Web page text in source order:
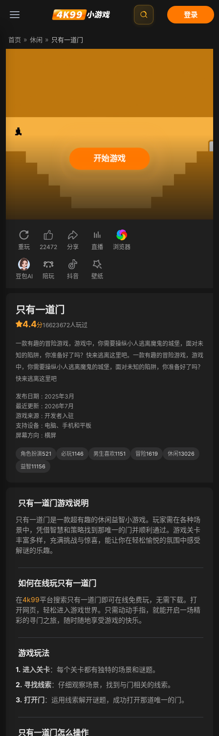
登录
首页 » 休闲 » 只有一道门
开始游戏
重玩 22472 分享 直播 浏览器
豆包AI 陪玩 抖音 壁纸
只有一道门
4.4分16623672人玩过
一款有趣的冒险游戏，游戏中，你需要操纵小人逃离魔鬼的城堡，面对未
知的陷阱，你准备好了吗？快来逃离这里吧。一款有趣的冒险游戏，游戏
中，你需要操纵小人逃离魔鬼的城堡，面对未知的陷阱，你准备好了吗？
快来逃离这里吧
发布日期 : 2025年3月
最近更新 : 2026年7月
游戏来源 : 开发者入驻
支持设备 : 电脑、手机和平板
屏幕方向 : 横屏
角色扮演521 必玩1146 男生喜欢1151 冒险1619 休闲13026
益智11156
只有一道门游戏说明
只有一道门是一款超有趣的休闲益智小游戏。玩家需在各种场
景中，凭借智慧和策略找到那唯一的门并顺利通过。游戏关卡
丰富多样，充满挑战与惊喜，能让你在轻松愉悦的氛围中感受
解谜的乐趣。
如何在线玩只有一道门
在4k99平台搜索只有一道门即可在线免费玩，无需下载。打
开网页，轻松进入游戏世界。只需动动手指，就能开启一场精
彩的寻门之旅，随时随地享受游戏的快乐。
游戏玩法
进入关卡：每个关卡都有独特的场景和谜题。
寻找线索：仔细观察场景，找到与门相关的线索。
打开门：运用线索解开谜题，成功打开那道唯一的门。
只有一道门怎么操作